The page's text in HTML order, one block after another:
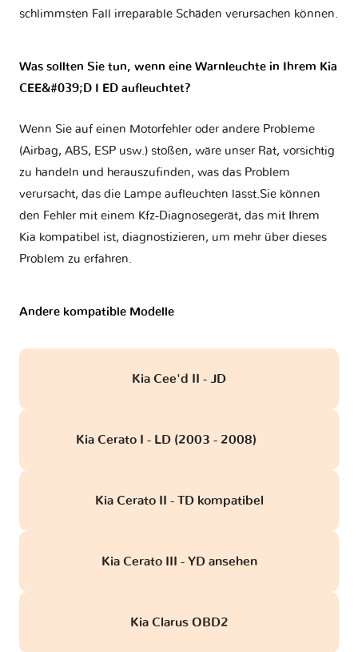
schlimmsten Fall irreparable Schäden verursachen können.
Was sollten Sie tun, wenn eine Warnleuchte in Ihrem Kia
CEE&#039;D I ED aufleuchtet?
Wenn Sie auf einen Motorfehler oder andere Probleme
(Airbag, ABS, ESP usw.) stoßen, wäre unser Rat, vorsichtig
zu handeln und herauszufinden, was das Problem
verursacht, das die Lampe aufleuchten lässt.Sie können
den Fehler mit einem Kfz-Diagnosegerät, das mit Ihrem
Kia kompatibel ist, diagnostizieren, um mehr über dieses
Problem zu erfahren.
Andere kompatible Modelle
Kia Cee'd II - JD
Kia Cerato I - LD (2003 - 2008)
Kia Cerato II - TD kompatibel
Kia Cerato III - YD ansehen
Kia Clarus OBD2